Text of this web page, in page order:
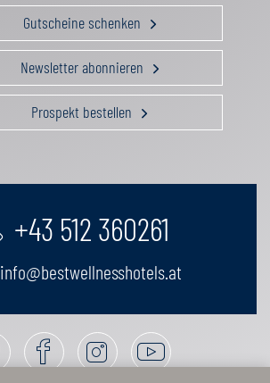
Gutscheine schenken
Newsletter abonnieren
Prospekt bestellen
+43 512 360261
info@bestwellnesshotels.at